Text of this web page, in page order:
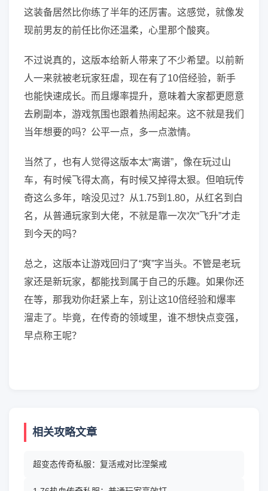
这装备居然比你练了半年的还厉害。这感觉，就像发
现前男友的前任比你还温柔，心里那个酸爽。
不过说真的，这版本给新人带来了不少希望。以前新
人一来就被老玩家狂虐，现在有了10倍经验，新手
也能快速成长。而且爆率提升，意味着大家都更愿意
去刷副本，游戏氛围也跟着热闹起来。这不就是我们
当年想要的吗？公平一点，多一点激情。
当然了，也有人觉得这版本太“离谱”，像在玩过山
车，有时候飞得太高，有时候又掉得太狠。但咱玩传
奇这么多年，啥没见过？从1.75到1.80，从红名到白
名，从普通玩家到大佬，不就是靠一次次“飞升”才走
到今天的吗？
总之，这版本让游戏回归了“爽”字当头。不管是老玩
家还是新玩家，都能找到属于自己的乐趣。如果你还
在等，那我劝你赶紧上车，别让这10倍经验和爆率
溜走了。毕竟，在传奇的领域里，谁不想快点变强，
早点称王呢？
相关攻略文章
超变态传奇私服：复活戒对比涅槃戒